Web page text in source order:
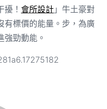
擾！ 會所設計」牛土豪對
有標價的能量。步，為廣
強勁動能。